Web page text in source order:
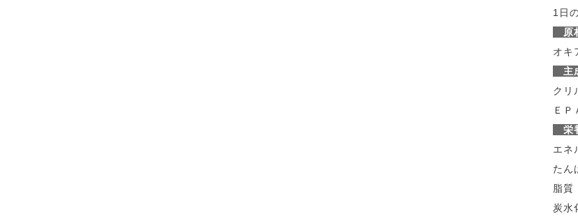
1日
オキ
主
クリ
Ｅ
栄
エネ
たん
脂質
炭水